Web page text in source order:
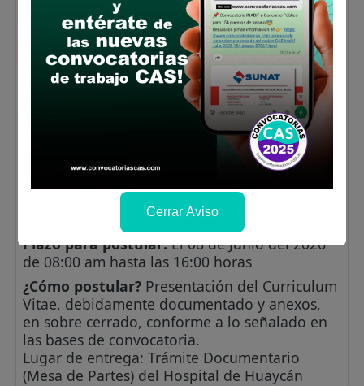
estructural y/o puesto en el nivel mínimo
de puesto (precisando este): (02) años de
experiencia en cargos o funciones
similares en el sector público y/o
privado.
Cursos y/o programas de especialización:
Capacitación en los últimos 5 años, en
cursos afines a la materia de la contratación
en Pediatría
Lugar de labores:HOSPITAL HUAYCÁN
S/. 7,664.19 Soles
Plazo para postular:El 08 de Junio del 2026
de 08:00 am hasta las 16:00 horas
¿Cómo postular? Presentación del Curriculum
Vitae, debidamente documentado y anexos,
en sobre cerrado, conforme a lo señalado en
las bases de convocatoria.
Lugar de entrega: Trámite Documentario
(Mesa de Partes) del Hospital de Huaycán
Cerrar Aviso